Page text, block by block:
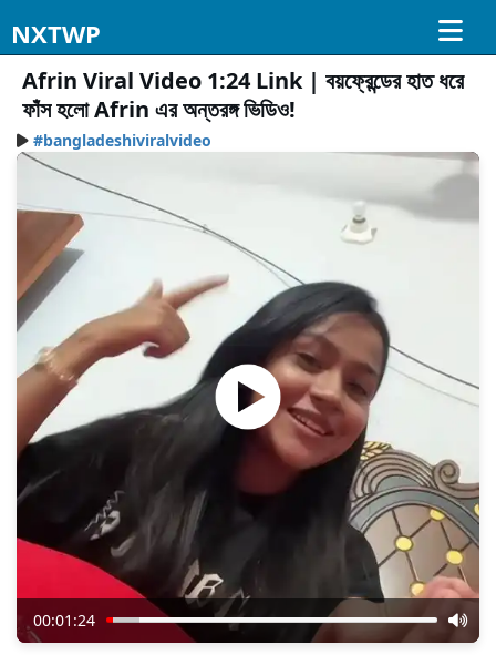
NXTWP
Afrin Viral Video 1:24 Link | বয়ফ্রেন্ডের হাত ধরে
ফাঁস হলো Afrin এর অন্তরঙ্গ ভিডিও!
#bangladeshiviralvideo
00:01:24